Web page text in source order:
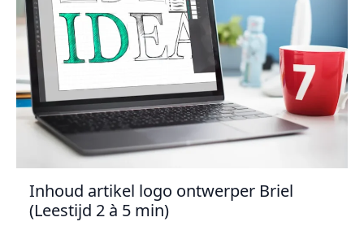
Inhoud artikel logo ontwerper Briel
(Leestijd 2 à 5 min)